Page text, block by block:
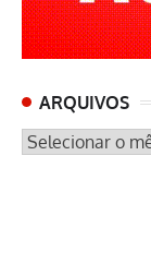
ARQUIVOS
ARQUIVOS